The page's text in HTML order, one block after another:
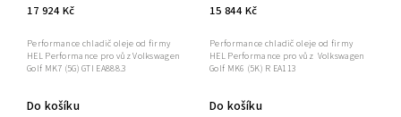
17 924 Kč
Do košíku
Performance chladič oleje od firmy
HEL Performance pro vůz Volkswagen
Golf MK7 (5G) GTI EA888.3
15 844 Kč
Do košíku
Performance chladič oleje od firmy
HEL Performance pro vůz Volkswagen
Golf MK6 (5K) R EA113